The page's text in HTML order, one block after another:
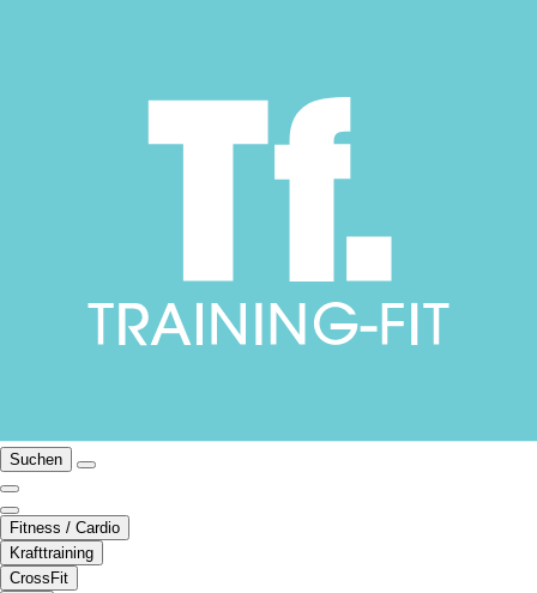
Suchen
Fitness / Cardio
Krafttraining
CrossFit